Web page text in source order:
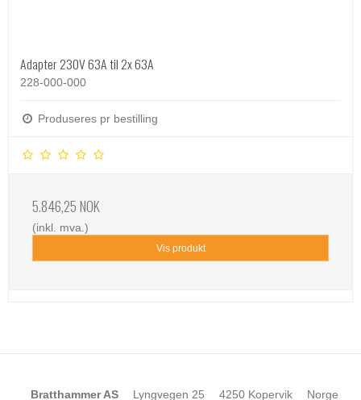
Adapter 230V 63A til 2x 63A
228-000-000
Produseres pr bestilling
5.846,25 NOK
(inkl. mva.)
Vis produkt
Bratthammer AS Lyngvegen 25 4250 Kopervik Norge